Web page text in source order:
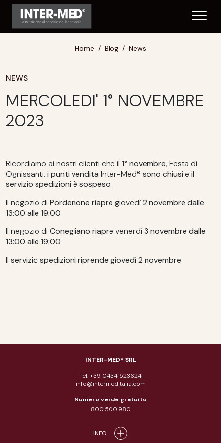
Home Blog News
NEWS
MERCOLEDI' 1° NOVEMBRE
2023
Ricordiamo ai nostri clienti che il 1° novembre, Festa di
Ognissanti, i punti vendita Inter-Med® sono chiusi e il
servizio spedizioni è sospeso.
Il negozio di Pordenone riapre giovedì2 novembre dalle
13:00 alle 19:00
Il negozio di Conegliano riapre venerdì3 novembre dalle
13:00 alle 19:00
Il servizio spedizioni riprende giovedì2 novembre
INTER-MED® SRL
Tel. +39 0434 523624
info@intermeditalia.com
Numero verde gratuito
800.500.980
INFO